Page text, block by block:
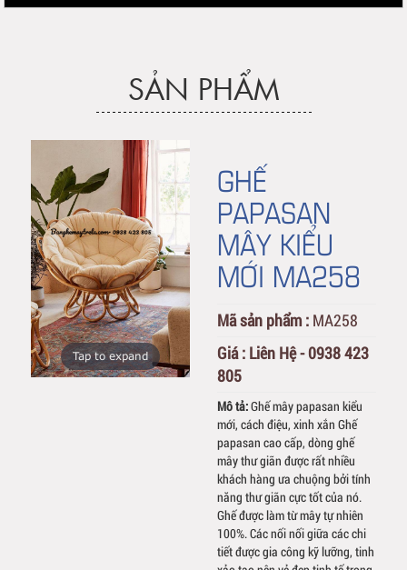
SẢN PHẨM
Tap to expand
GHẾ
PAPASAN
MÂY KIỂU
MỚI MA258
Mã sản phẩm : MA258
Giá : Liên Hệ - 0938 423
805
Mô tả:Ghế mây papasan kiểu
mới, cách điệu, xinh xắn Ghế
papasan cao cấp, dòng ghế
mây thư giãn được rất nhiều
khách hàng ưa chuộng bởi tính
năng thư giãn cực tốt của nó.
Ghế được làm từ mây tự nhiên
100%. Các nối nối giữa các chi
tiết được gia công kỹ lưỡng, tinh